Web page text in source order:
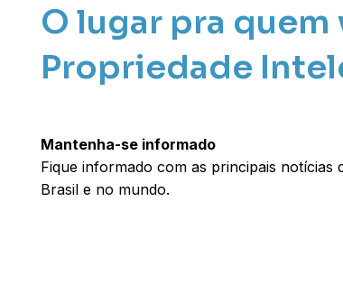
O lugar pra quem
Propriedade
Mantenha-se informado
Fique informado com as principais
Brasil e no mundo.